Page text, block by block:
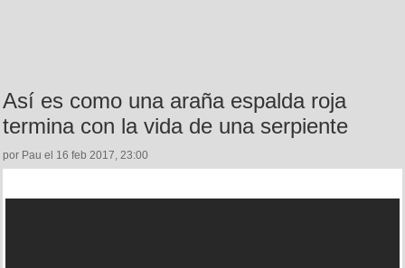
Así es como una araña espalda roja
termina con la vida de una serpiente
por Pau el 16 feb 2017, 23:00